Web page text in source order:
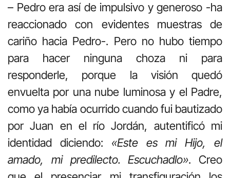
– Pedro era así de impulsivo y generoso -ha
reaccionado con evidentes muestras de
cariño hacia Pedro-. Pero no hubo tiempo
para hacer ninguna choza ni para
responderle, porque la visión quedó
envuelta por una nube luminosa y el Padre,
como ya había ocurrido cuando fui bautizado
por Juan en el río Jordán, autentificó mi
identidad diciendo: «Este es mi Hijo, el
amado, mi predilecto. Escuchadlo». Creo